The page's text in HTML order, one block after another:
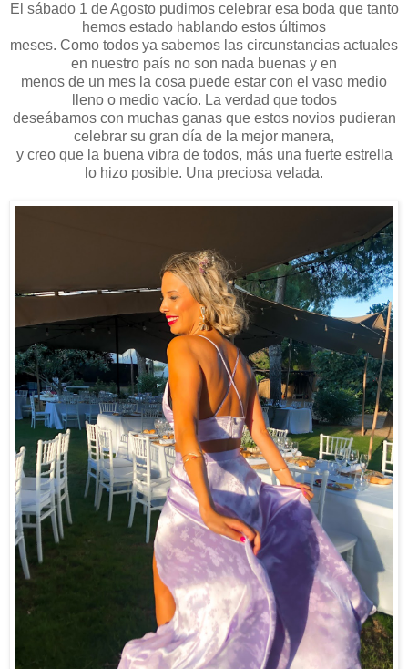
El sábado 1 de Agosto pudimos celebrar esa boda que tanto
hemos estado hablando estos últimos
meses. Como todos ya sabemos las circunstancias actuales
en nuestro país no son nada buenas y en
menos de un mes la cosa puede estar con el vaso medio
lleno o medio vacío. La verdad que todos
deseábamos con muchas ganas que estos novios pudieran
celebrar su gran día de la mejor manera,
y creo que la buena vibra de todos, más una fuerte estrella
lo hizo posible. Una preciosa velada.